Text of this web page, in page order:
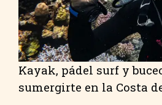
Kayak, pádel surf y
sumergirte en la Costa